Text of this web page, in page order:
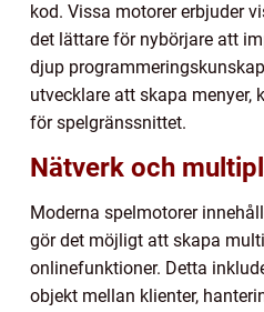
kod. Vissa motorer erbjuder
det lättare för nybörjare att
djup
utvecklare att skapa menyer,
för spelgränssnittet.
Nätverk och
Moderna spelmotorer
gör det möjligt att skapa
onlinefunktioner. Detta
objekt mellan klienter,